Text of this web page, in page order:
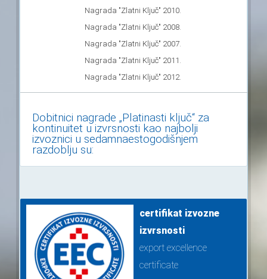
Nagrada "Zlatni Ključ" 2010.
Nagrada "Zlatni Ključ" 2008.
Nagrada "Zlatni Ključ" 2007.
Nagrada "Zlatni Ključ" 2011.
Nagrada "Zlatni Ključ" 2012.
Dobitnici nagrade „Platinasti ključ“ za
kontinuitet u izvrsnosti kao najbolji
izvoznici u sedamnaestogodišnjem
razdoblju su:
certifikat izvozne
izvrsnosti
export excellence
certificate